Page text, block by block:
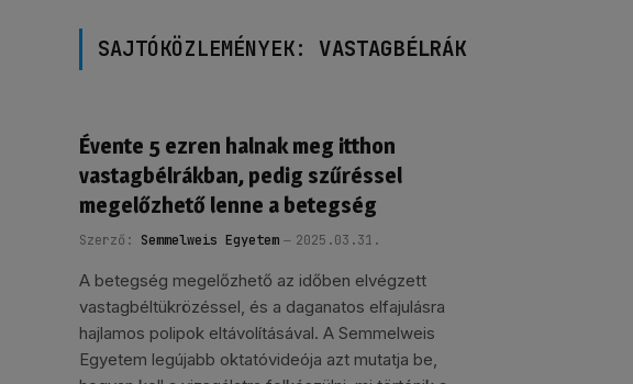
SAJTÓKÖZLEMÉNYEK:VASTAGBÉLRÁK
Évente 5 ezren halnak meg itthon
vastagbélrákban, pedig szűréssel
megelőzhető lenne a betegség
Szerző: Semmelweis Egyetem 2025.03.31.
A betegség megelőzhető az időben elvégzett
vastagbéltükrözéssel, és a daganatos elfajulásra
hajlamos polipok eltávolításával. A Semmelweis
Egyetem legújabb oktatóvideója azt mutatja be,